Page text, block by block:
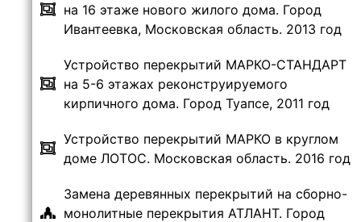
на 16 этаже нового жилого дома. Город
Ивантеевка, Московская область. 2013 год
Устройство перекрытий МАРКО-СТАНДАРТ
на 5-6 этажах реконструируемого
кирпичного дома. Город Туапсе, 2011 год
Устройство перекрытий МАРКО в круглом
доме ЛОТОС. Московская область. 2016 год
Замена деревянных перекрытий на сборно-
монолитные перекрытия АТЛАНТ. Город